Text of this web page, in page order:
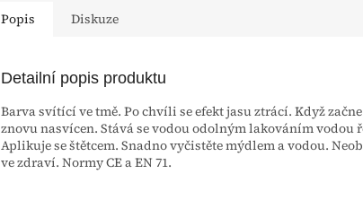
Popis Diskuze
Detailní popis produktu
Barva svítící ve tmě. Po chvíli se efekt jasu ztrácí. Když
znovu nasvícen. Stává se vodou odolným lakováním vodou
Aplikuje se štětcem. Snadno vyčistěte mýdlem a vodou.
ve zdraví. Normy CE a EN 71.